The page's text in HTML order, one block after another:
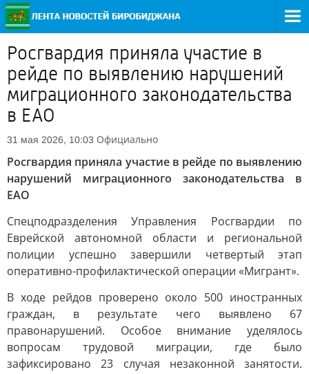
Росгвардия приняла участие в
рейде по выявлению нарушений
миграционного законодательства
в ЕАО
31 мая 2026, 10:03 Официально
Росгвардия приняла участие в рейде по выявлению
нарушений миграционного законодательства в
ЕАО
Спецподразделения Управления Росгвардии по
Еврейской автономной области и региональной
полиции успешно завершили четвертый этап
оперативно-профилактической операции «Мигрант».
В ходе рейдов проверено около 500 иностранных
граждан, в результате чего выявлено 67
правонарушений. Особое внимание уделялось
вопросам трудовой миграции, где было
зафиксировано 23 случая незаконной занятости.